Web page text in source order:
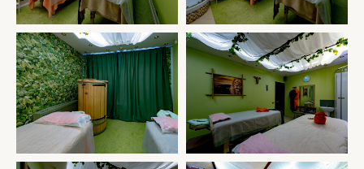
СКОРО ОТКРЫТИЕ САЛОНА Г. МЫТИЩИ, УЛ.
РАЗВЕДЧИКА АБЕЛЯ Д 1